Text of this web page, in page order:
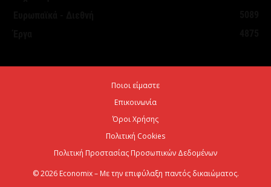
Ποιοι είμαστε
Επικοινωνία
Όροι Χρήσης
Πολιτική Cookies
Πολιτική Προστασίας Προσωπικών Δεδομένων
© 2026 Economix – Με την επιφύλαξη παντός δικαιώματος.